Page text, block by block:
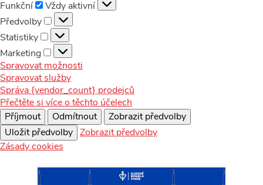
Funkční
Vždy aktivní
Předvolby
Předvolby
Statistiky
Statistiky
Marketing
Marketing
Spravovat možnosti
Spravovat služby
Správa {vendor_count} prodejců
Přečtěte si více o těchto účelech
Příjmout
Odmítnout
Zobrazit předvolby
Uložit předvolby Zobrazit předvolby
Zásady cookies